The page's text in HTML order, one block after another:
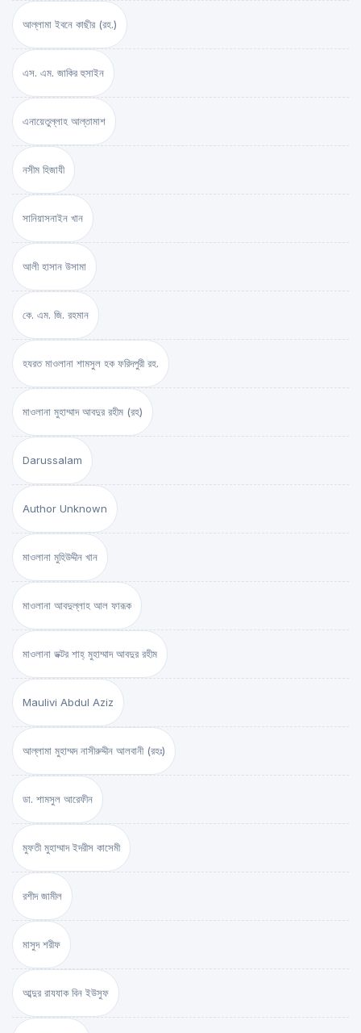
আল্লামা ইবনে কাছীর (রহ.)
এস. এম. জাকির হুসাইন
এনায়েতুল্লাহ আল্‌তামাশ
নসীম হিজাযী
সানিয়াসনাইন খান
আলী হাসান উসামা
কে. এম. জি. রহমান
হযরত মাওলানা শামসুল হক ফরিদপুরী রহ.
মাওলানা মুহাম্মাদ আবদুর রহীম (রহ)
Darussalam
Author Unknown
মাওলানা মুহিউদ্দীন খান
মাওলানা আবদুল্লাহ আল ফারূক
মাওলানা ডক্টর শাহ্‌ মুহাম্মাদ আবদুর রহীম
Maulivi Abdul Aziz
আল্লামা মুহাম্মদ নাসীরুদ্দীন আলবানী (রহঃ)
ডা. শামসুল আরেফীন
মুফতী মুহাম্মাদ ইদরীস কাসেমী
রশীদ জামীল
মাসুদ শরীফ
আব্দুর রাযযাক বিন ইউসুফ